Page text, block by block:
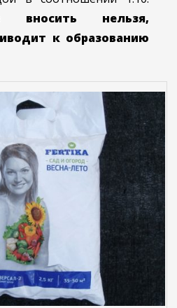
вносить нельзя,
к образованию